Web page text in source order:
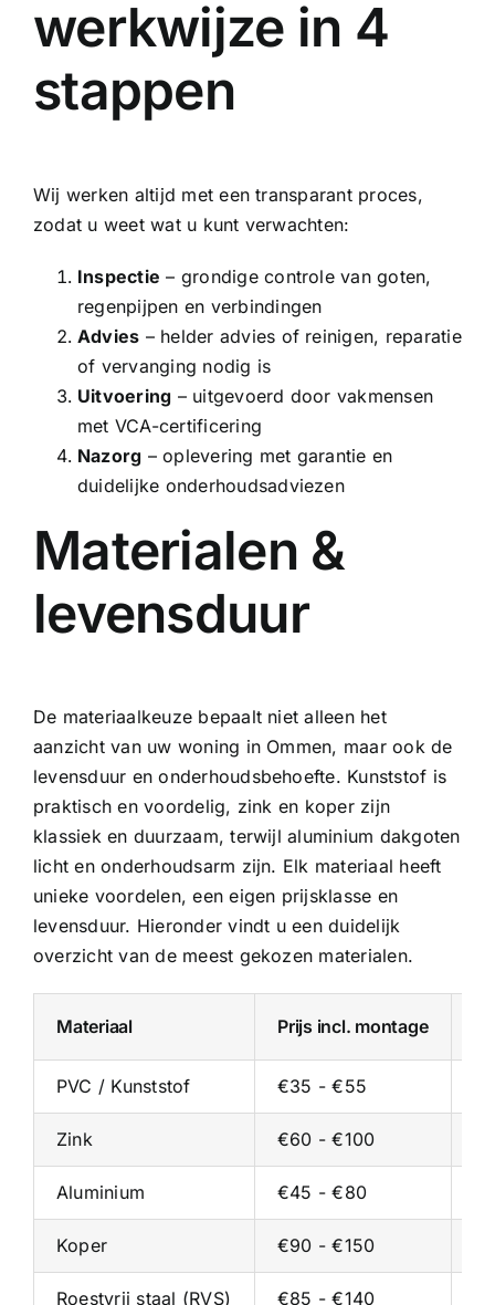
werkwijze in 4
stappen
Wij werken altijd met een transparant proces,
zodat u weet wat u kunt verwachten:
Inspectie – grondige controle van goten,
regenpijpen en verbindingen
Advies – helder advies of reinigen, reparatie
of vervanging nodig is
Uitvoering – uitgevoerd door vakmensen
met VCA-certificering
Nazorg – oplevering met garantie en
duidelijke onderhoudsadviezen
Materialen &
levensduur
De materiaalkeuze bepaalt niet alleen het
aanzicht van uw woning in Ommen, maar ook de
levensduur en onderhoudsbehoefte. Kunststof is
praktisch en voordelig, zink en koper zijn
klassiek en duurzaam, terwijlaluminium dakgoten
licht en onderhoudsarm zijn. Elk materiaal heeft
unieke voordelen, een eigen prijsklasse en
levensduur. Hieronder vindt u een duidelijk
overzicht van de meest gekozen materialen.
Materiaal Prijs incl. montage
PVC / Kunststof €35 - €55
Zink €60 - €100
Aluminium €45 - €80
Koper €90 - €150
Roestvrij staal (RVS) €85 - €140